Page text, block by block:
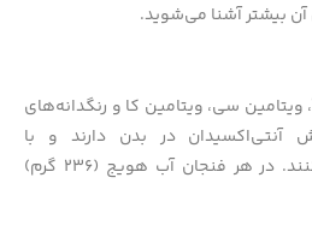
بیشتر آشنا می‌شوید.
ویتامین سی، ویتامین کا و رنگدانه‌های
آنتی‌اکسیدان در بدن دارند و با
رادیکال‌های آزاد مبارزه می‌کنند. در هر فنجان آب هویج (۲۳۶ گرم)